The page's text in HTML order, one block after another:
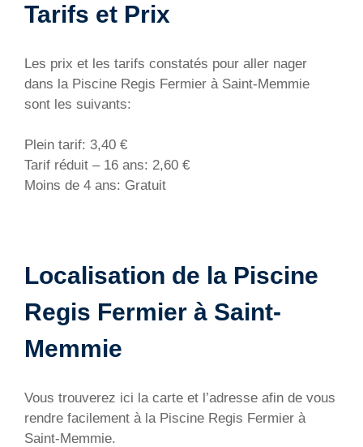
Tarifs et Prix
Les prix et les tarifs constatés pour aller nager
dans la Piscine Regis Fermier à Saint-Memmie
sont les suivants:
Plein tarif: 3,40 €
Tarif réduit – 16 ans: 2,60 €
Moins de 4 ans: Gratuit
Localisation de la Piscine
Regis Fermier à Saint-
Memmie
Vous trouverez ici la carte et l’adresse afin de vous
rendre facilement à la Piscine Regis Fermier à
Saint-Memmie.